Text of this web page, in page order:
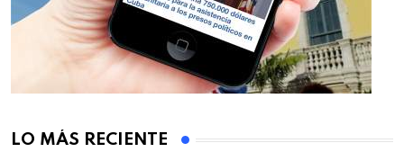
LO MÁS RECIENTE